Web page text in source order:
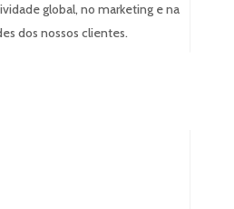
global, no marketing e na
dos nossos clientes.